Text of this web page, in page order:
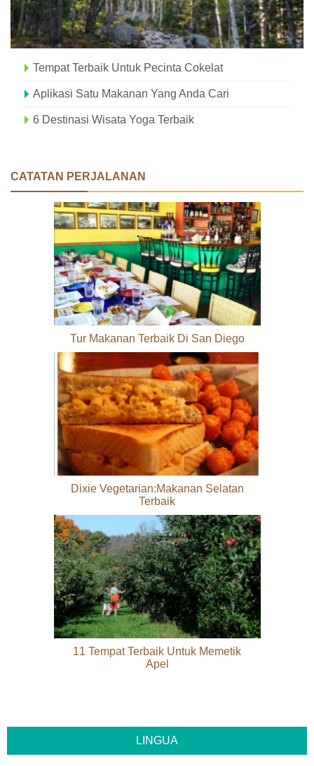
Tempat Terbaik Untuk Pecinta Cokelat
Aplikasi Satu Makanan Yang Anda Cari
6 Destinasi Wisata Yoga Terbaik
CATATAN PERJALANAN
Tur Makanan Terbaik Di San Diego
Dixie Vegetarian:Makanan Selatan
Terbaik
11 Tempat Terbaik Untuk Memetik
Apel